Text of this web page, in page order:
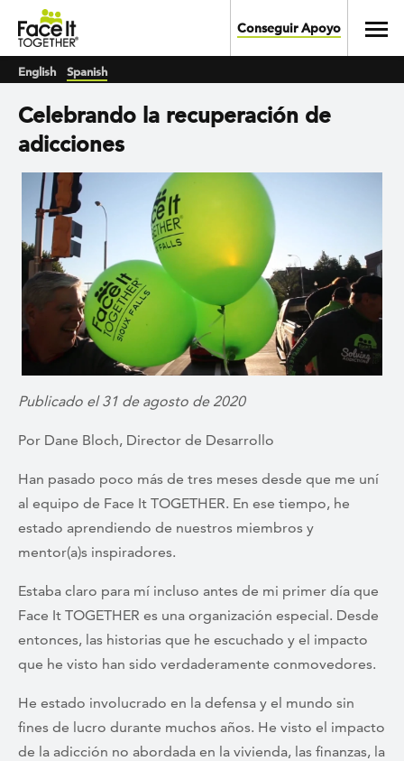
Skip to main content
Conseguir Apoyo
English Spanish
Celebrando la recuperación de
adicciones
Publicado el 31 de agosto de 2020
Por Dane Bloch, Director de Desarrollo
Han pasado poco más de tres meses desde que me uní
al equipo de Face It TOGETHER. En ese tiempo, he
estado aprendiendo de nuestros miembros y
mentor(a)s inspiradores.
Estaba claro para mí incluso antes de mi primer día que
Face It TOGETHER es una organización especial. Desde
entonces, las historias que he escuchado y el impacto
que he visto han sido verdaderamente conmovedores.
He estado involucrado en la defensa y el mundo sin
fines de lucro durante muchos años. He visto el impacto
de la adicción no abordada en la vivienda, las finanzas, la